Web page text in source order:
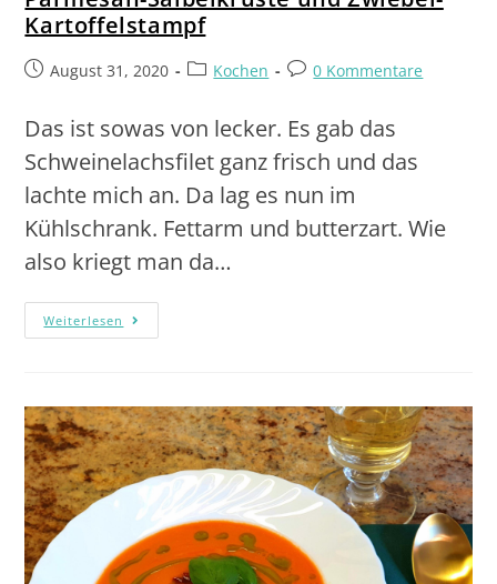
Kartoffelstampf
August 31, 2020 Kochen 0 Kommentare
Das ist sowas von lecker. Es gab das
Schweinelachsfilet ganz frisch und das
lachte mich an. Da lag es nun im
Kühlschrank. Fettarm und butterzart. Wie
also kriegt man da…
Weiterlesen